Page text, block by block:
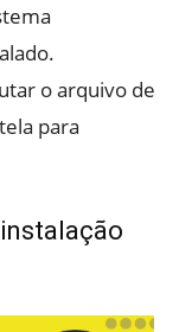
o arquivo de
para